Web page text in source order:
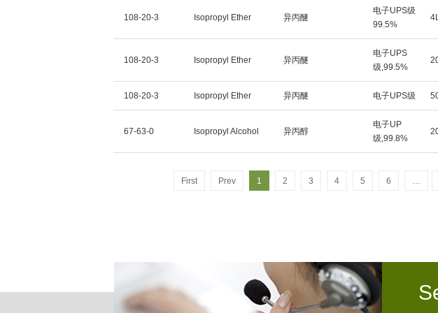
108-20-3 Isopropyl Ether 异丙醚
电子UPS级
99.5%
108-20-3 Isopropyl Ether 异丙醚
电子UPS
级,99.5%
108-20-3 Isopropyl Ether 异丙醚 电子UPS级
67-63-0 Isopropyl Alcohol 异丙醇
电子UP
级,99.8%
First Prev 1 2 3 4 5 6 …